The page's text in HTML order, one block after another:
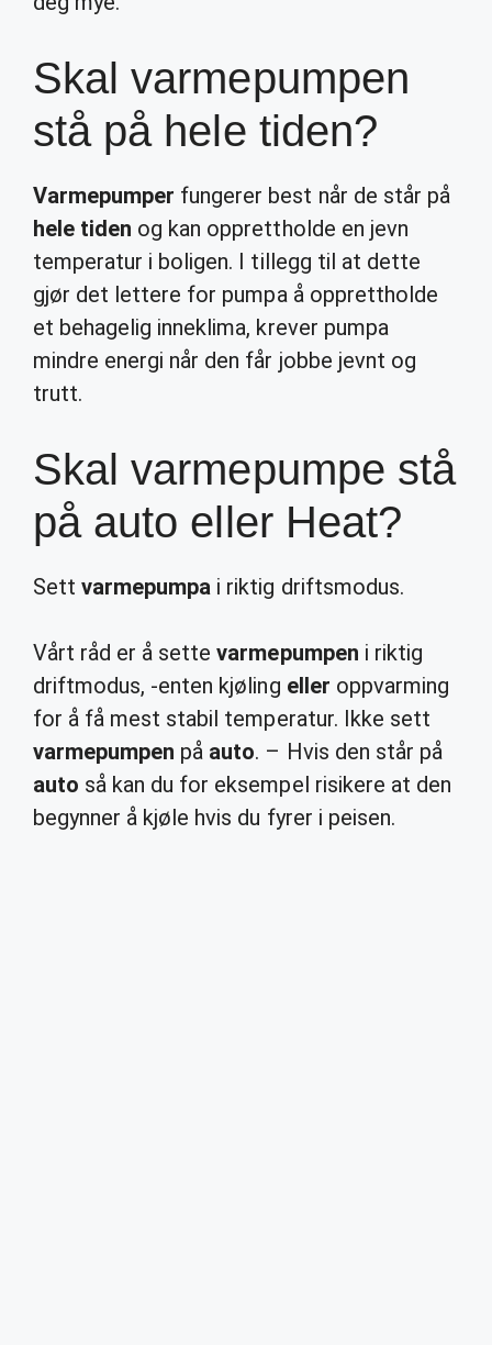
Skal varmepumpen
stå på hele tiden?
Varmepumper fungerer best når de står på
hele tiden og kan opprettholde en jevn
temperatur i boligen. I tillegg til at dette
gjør det lettere for pumpa å opprettholde
et behagelig inneklima, krever pumpa
mindre energi når den får jobbe jevnt og
trutt.
Skal varmepumpe stå
på auto eller Heat?
Settvarmepumpa i riktig driftsmodus.
Vårt råd er å settevarmepumpen i riktig
driftmodus, -enten kjøling eller oppvarming
for å få mest stabil temperatur. Ikke sett
varmepumpen på auto. – Hvis den står på
auto så kan du for eksempel risikere at den
begynner å kjøle hvis du fyrer i peisen.